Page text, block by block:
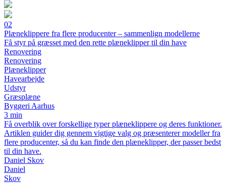
02
Plæneklippere fra flere producenter – sammenlign modellerne
Få styr på græsset med den rette plæneklipper til din have
Renovering
Renovering
Plæneklipper
Havearbejde
Udstyr
Græsplæne
Byggeri Aarhus
3 min
Få overblik over forskellige typer plæneklippere og deres funktioner.
Artiklen guider dig gennem vigtige valg og præsenterer modeller fra
flere producenter, så du kan finde den plæneklipper, der passer bedst
til din have.
Daniel Skov
Daniel
Skov